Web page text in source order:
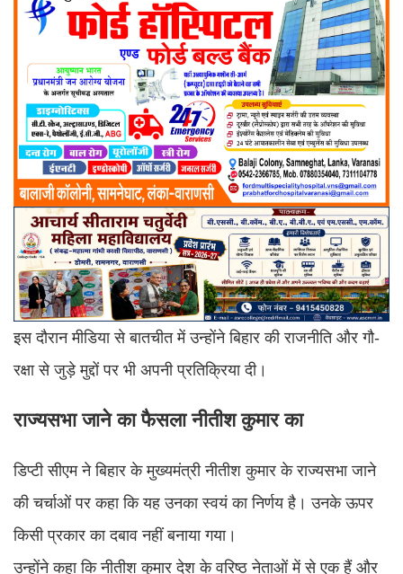
इस दौरान मीडिया से बातचीत में उन्होंने बिहार की राजनीति और गौ-
रक्षा से जुड़े मुद्दों पर भी अपनी प्रतिक्रिया दी।
राज्यसभा जाने का फैसला नीतीश कुमार का
डिप्टी सीएम ने बिहार के मुख्यमंत्री नीतीश कुमार के राज्यसभा जाने
की चर्चाओं पर कहा कि यह उनका स्वयं का निर्णय है। उनके ऊपर
किसी प्रकार का दबाव नहीं बनाया गया।
उन्होंने कहा कि नीतीश कुमार देश के वरिष्ठ नेताओं में से एक हैं और